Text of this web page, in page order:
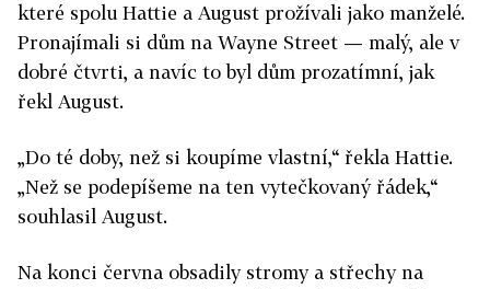
které spolu Hattie a August prožívali jako manželé.
Pronajímali si dům na Wayne Street — malý, ale v
dobré čtvrti, a navíc to byl dům prozatímní, jak
řekl August.
„Do té doby, než si koupíme vlastní,“ řekla Hattie.
„Než se podepíšeme na ten vytečkovaný řádek,“
souhlasil August.
Na konci června obsadily stromy a střechy na